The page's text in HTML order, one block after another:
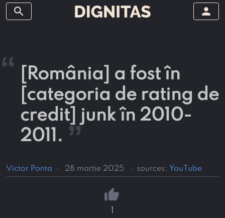
search person
“
[România] a fost în
[categoria de rating de
credit] junk în 2010-
2011. ”
Victor Ponta · 28 martie 2025 · sources: YouTube
thumb_up